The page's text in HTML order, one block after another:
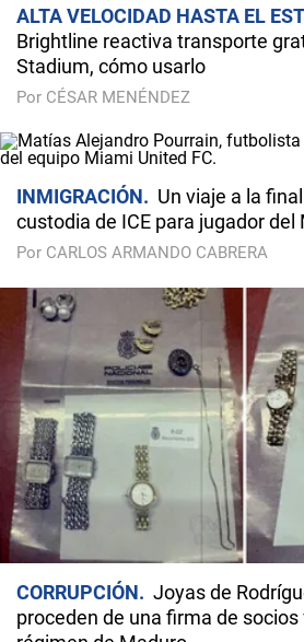
ALTA VELOCIDAD HASTA EL
Brightline reactiva transporte
Stadium, cómo usarlo
Por CÉSAR MENÉNDEZ
INMIGRACIÓN
Un viaje a la
custodia de ICE para jugador del
Por CARLOS ARMANDO CABRERA
CORRUPCIÓN
Joyas de
proceden de una firma de socios